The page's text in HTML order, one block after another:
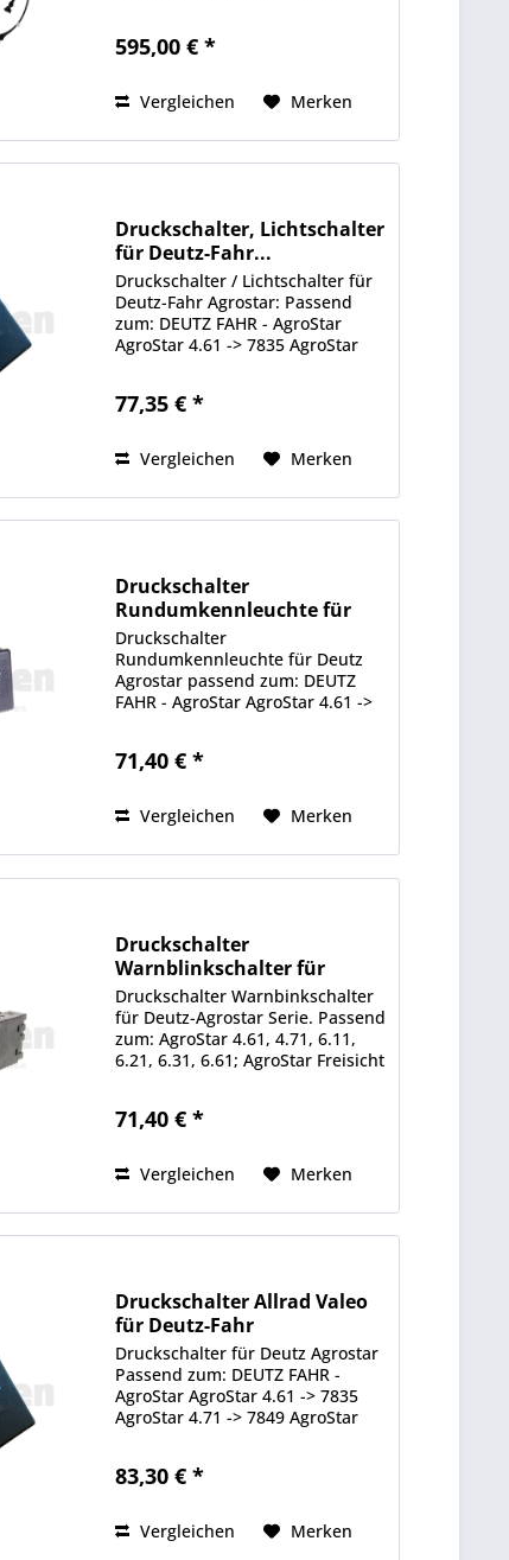
AgroStar DEUTZ FAHR - AgroStar
595,00 € *
Vergleichen Merken
Druckschalter, Lichtschalter
für Deutz-Fahr...
Druckschalter / Lichtschalter für
Deutz-Fahr Agrostar: Passend
zum: DEUTZ FAHR - AgroStar
AgroStar 4.61 -> 7835 AgroStar
6.31 -> 7839 AgroStar 6.61 -> 7841
77,35 € *
Vergleichen Merken
Druckschalter
Rundumkennleuchte für
Deutz Agrostar
Druckschalter
Rundumkennleuchte für Deutz
Agrostar passend zum: DEUTZ
FAHR - AgroStar AgroStar 4.61 ->
6.21 -> 7838 AgroStar 6.31 -> 7839
FAHR -...
71,40 € *
Vergleichen Merken
Druckschalter
Warnblinkschalter für
Deutz-Agrostar
Druckschalter Warnbinkschalter
für Deutz-Agrostar Serie. Passend
zum: AgroStar 4.61, 4.71, 6.11,
6.21, 6.31, 6.61; AgroStar Freisicht
Gewähr. Informationen zum
71,40 € *
Vergleichen Merken
Druckschalter Allrad Valeo
für Deutz-Fahr
Druckschalter für Deutz Agrostar
Passend zum: DEUTZ FAHR -
AgroStar AgroStar 4.61 -> 7835
AgroStar 4.71 -> 7849 AgroStar
6.61 -> 7841 DEUTZ FAHR -
83,30 € *
Vergleichen Merken